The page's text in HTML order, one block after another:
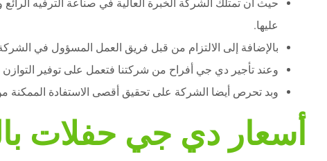
حيث أن تمتلك الشركة الخبرة العالية في صناعة الترفيه
عليها.
بالإضافة إلى الالتزام من قبل فريق العمل المسؤول في
وعند تأجير دي جي أفراح من شركتنا فتعمل على توفير التوازن
وبد تحرص أيضا الشركة على تحقيق أقصى الاستفادة الممكنة من
أسعار دي جي حفلات